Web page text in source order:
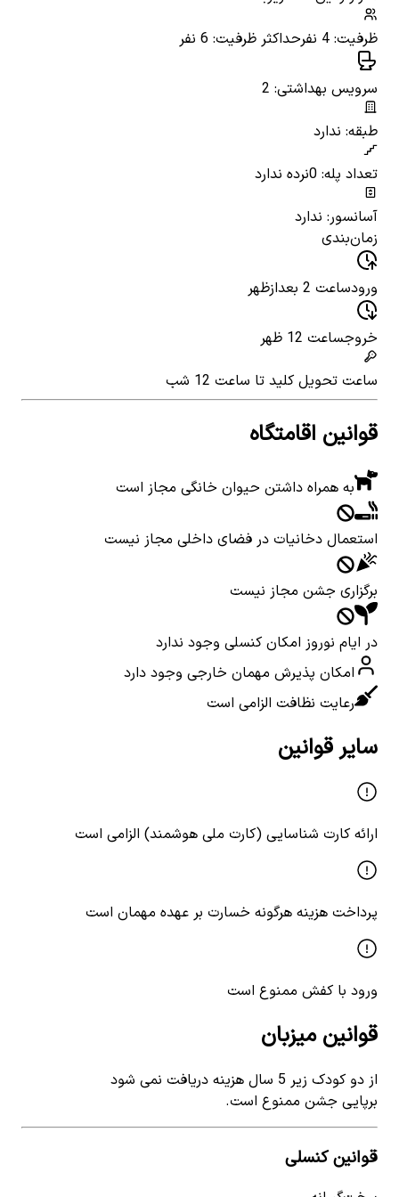
ظرفیت: 4 نفر
حداکثر ظرفیت: 6 نفر
سرویس بهداشتی: 2
طبقه: ندارد
تعداد پله: 0
نرده ندارد
آسانسور: ندارد
زمان‌بندی
ورودساعت 2 بعدازظهر
خروجساعت 12 ظهر
ساعت تحویل کلید تا ساعت 12 شب
قوانین اقامتگاه
به همراه داشتن حیوان خانگی مجاز است
استعمال دخانیات در فضای داخلی مجاز نیست
برگزاری جشن مجاز نیست
در ایام نوروز امکان کنسلی وجود ندارد
امکان پذیرش مهمان خارجی وجود دارد
رعایت نظافت الزامی است
سایر قوانین
ارائه کارت شناسایی (کارت ملی هوشمند) الزامی است
پرداخت هزینه هرگونه خسارت بر عهده مهمان است
ورود با کفش ممنوع است
قوانین میزبان
از دو کودک زیر 5 سال هزینه دریافت نمی شود
برپایی جشن ممنوع است.
قوانین کنسلی